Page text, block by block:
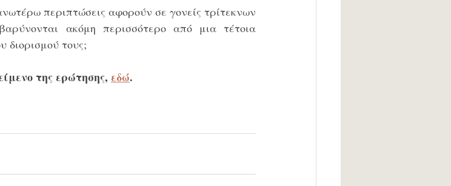
περιπτώσεις αφορούν σε γονείς τρίτεκνων
ακόμη περισσότερο από μια τέτοια
διορισμού τους;
της ερώτησης, εδώ.